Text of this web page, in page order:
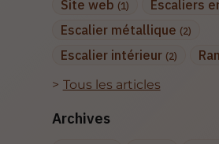
Site web (1) Escaliers
Escalier métallique (2)
Escalier intérieur (2)
Tous les articles
Archives